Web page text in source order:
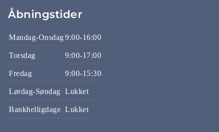
Åbningstider
Mandag-Onsdag9:00-16:00
Torsdag 9:00-17:00
Fredag 9:00-15:30
Lørdag-Søndag Lukket
Bankhelligdage Lukket